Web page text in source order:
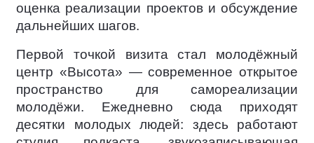
оценка реализации проектов и обсуждение
дальнейших шагов.
Первой точкой визита стал молодёжный
центр «Высота» — современное открытое
пространство для самореализации
молодёжи. Ежедневно сюда приходят
десятки молодых людей: здесь работают